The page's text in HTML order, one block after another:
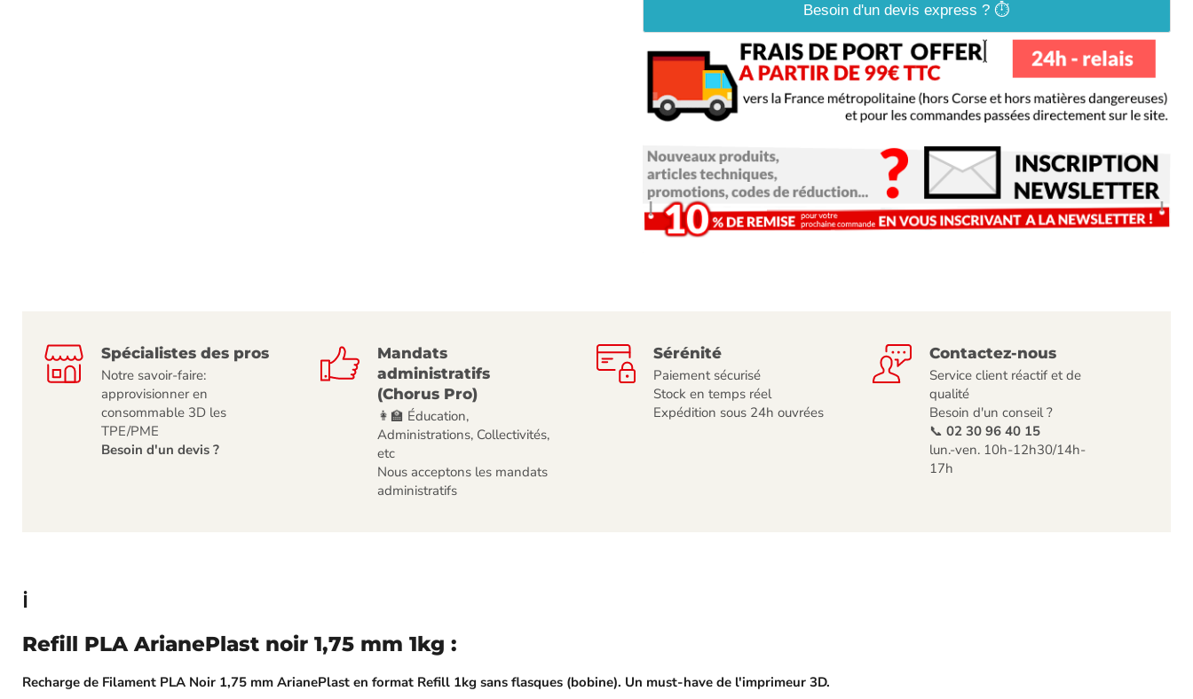
Besoin d'un devis express ? ⏱️
Spécialistes des pros
Notre savoir-faire:
approvisionner en
consommable 3D les
TPE/PME
Besoin d'un devis ?
Mandats
administratifs
(Chorus Pro)
👩‍🏫 Éducation,
Administrations, Collectivités,
etc
Nous acceptons les mandats
administratifs
Sérénité
Paiement sécurisé
Stock en temps réel
Expédition sous 24h ouvrées
Contactez-nous
Service client réactif et de
qualité
Besoin d'un conseil ?
📞 02 30 96 40 15
lun.-ven. 10h-12h30/14h-
17h
ℹ️
Refill PLA ArianePlast noir 1,75 mm 1kg :
Recharge de Filament PLA Noir 1,75 mm ArianePlast en format Refill 1kg sans flasques (bobine). Un must-have de l'imprimeur 3D.